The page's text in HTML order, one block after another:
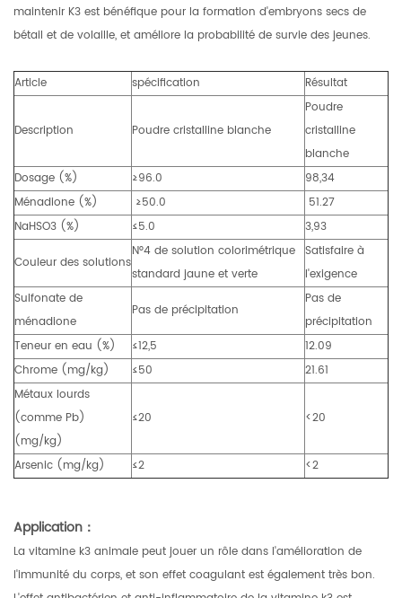
maintenir K3 est bénéfique pour la formation d'embryons secs de
bétail et de volaille, et améliore la probabilité de survie des jeunes.
Article spécification Résultat
Description Poudre cristalline blanche
Poudre
cristalline
blanche
Dosage (%)
≥96.0
98,34
Ménadione (%)
≥50.0
51.27
NaHSO3 (%)
≤5.0 3,93
Couleur des solutions
N°4 de solution colorimétrique
standard jaune et verte
Satisfaire à
l'exigence
Sulfonate de
ménadione
Pas de précipitation
Pas de
précipitation
Teneur en eau (%)
≤12,5
12.09
Chrome (mg/kg)
≤50
21.61
Métaux lourds
(comme Pb)
(mg/kg)
≤20 <20
Arsenic (mg/kg) ≤2 <2
Application：
La vitamine k3 animale peut jouer un rôle dans l'amélioration de
l'immunité du corps, et son effet coagulant est également très bon.